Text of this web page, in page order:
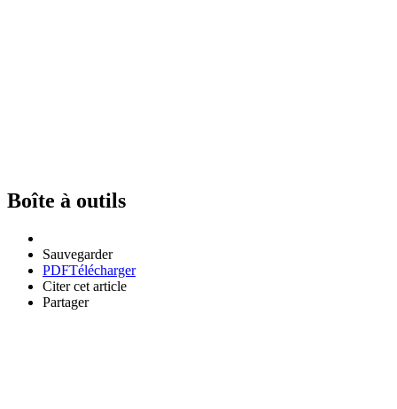
Boîte à outils
Sauvegarder
PDFTélécharger
Citer cet article
Partager